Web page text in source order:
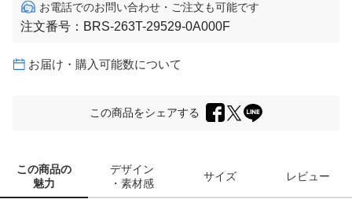
お電話でのお問い合わせ・ご注文も可能です
注文番号： BRS-263T-29529-0A000F
お届け・購入可能数について
この商品をシェアする
この商品の
魅力
デザイン
・素材感
サイズ レビュー